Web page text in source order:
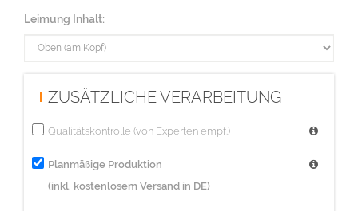
Leimung Inhalt:
ZUSÄTZLICHE VERARBEITUNG
Qualitätskontrolle (von Experten empf.)
Planmäßige Produktion
(inkl. kostenlosem Versand in DE)